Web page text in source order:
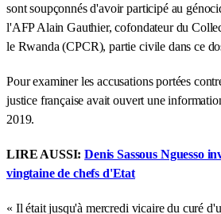
sont soupçonnés d'avoir participé au
l'AFP Alain Gauthier, cofondateur du
le Rwanda (CPCR), partie civile dans ce
Pour examiner les accusations portées
justice française avait ouvert une
2019.
LIRE AUSSI:Denis Sassous Nguesso
vingtaine de chefs d'Etat
« Il était jusqu'à mercredi vicaire du curé